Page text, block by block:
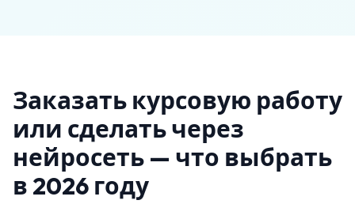
Заказать курсовую работу
или сделать через
нейросеть — что выбрать
в 2026 году